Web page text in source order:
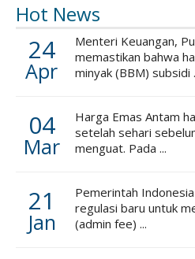
Hot News
24
Apr
Menteri Keuangan,
memastikan bahwa
minyak (BBM) subsidi
04
Mar
Harga Emas Antam
setelah sehari
menguat. Pada ...
21
Jan
Pemerintah
regulasi baru untuk
(admin fee) ...